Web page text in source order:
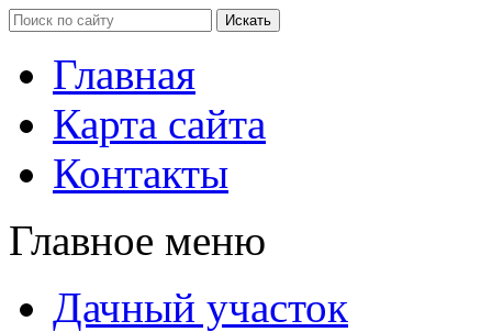
Главная
Карта сайта
Контакты
Главное меню
Дачный участок